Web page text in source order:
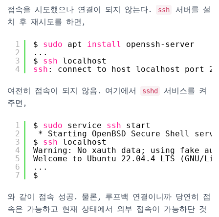
접속을 시도했으나 연결이 되지 않는다. ssh
서버를 설
치 후 재시도를 하면,
1
2
3
4
$ sudo apt install
openssh-server
...
$ ssh
localhost
ssh : connect to host localhost port
여전히 접속이 되지 않음. 여기에서 sshd
서비스를 켜
주면,
1
2
3
4
5
6
7
$ sudo service ssh
start
* Starting OpenBSD Secure Shell
$ ssh
localhost
Warning: No xauth data; using fake
Welcome to Ubuntu 22.04.4 LTS (GNU/
...
$
와 같이 접속 성공. 물론, 루프백 연결이니까 당연히 접
속은 가능하고 현재 상태에서 외부 접속이 가능하단 것